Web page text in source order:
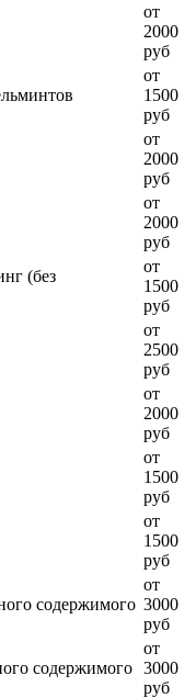
от
2000
руб
от
1500
руб
от
2000
руб
от
2000
руб
(без
от
1500
руб
от
2500
руб
от
2000
руб
от
1500
руб
от
1500
руб
содержимого
от
3000
руб
содержимого
от
3000
руб